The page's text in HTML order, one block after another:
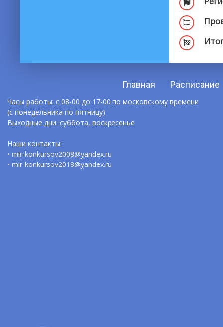
Главная Расписание
Часы работы: с 08-00 до 17-00 по московскому времени
(с понедельника по пятницу)
Выходные дни: суббота, воскресенье
Наши контакты:
• mir-konkursov2008@yandex.ru
• mir-konkursov2018@yandex.ru